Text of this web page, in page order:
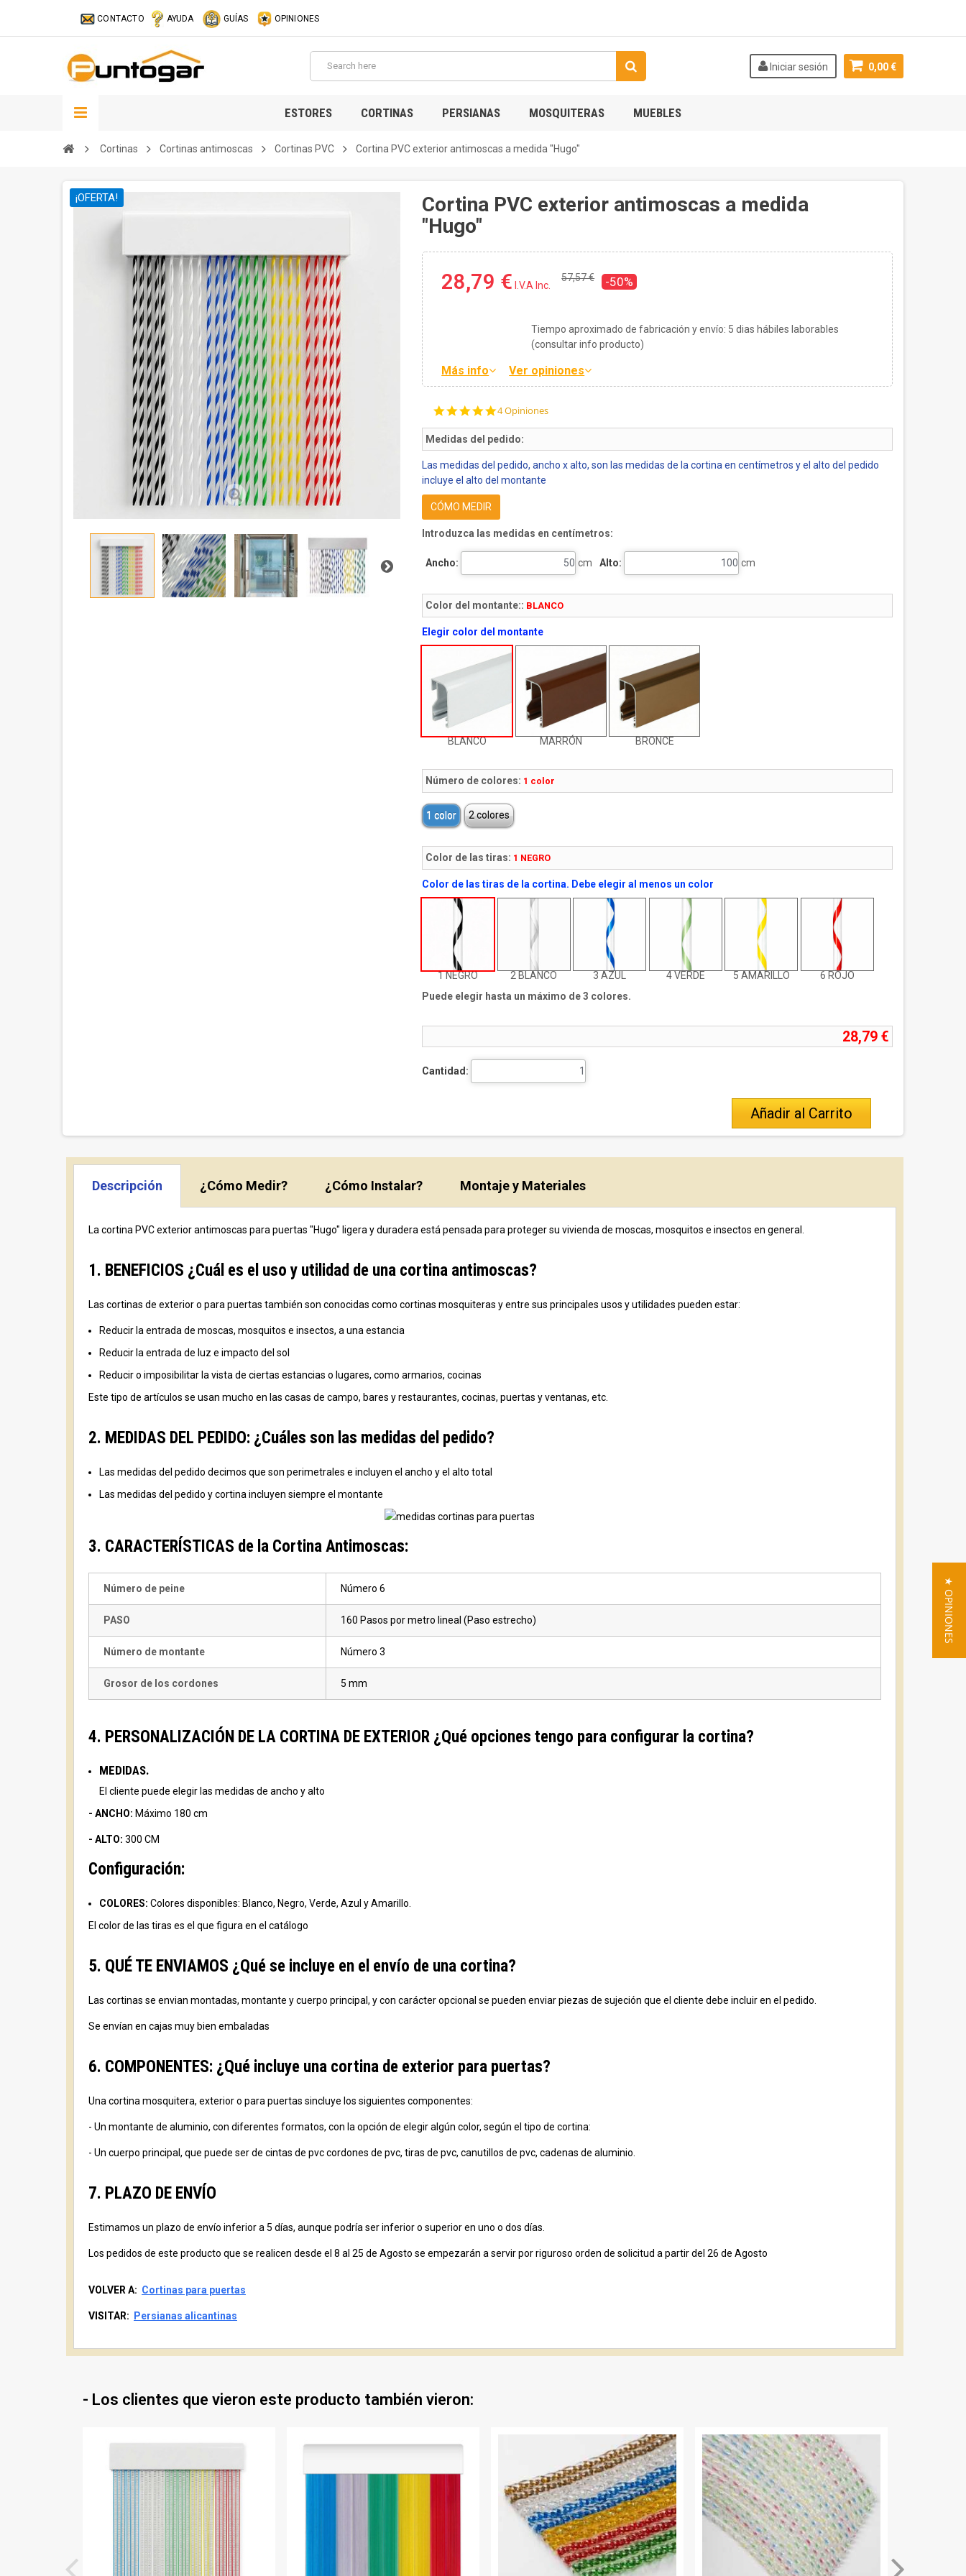
CONTACTO AYUDA GUÍAS OPINIONES
0,00 €
Iniciar sesión
ESTORES CORTINAS PERSIANAS MOSQUITERAS MUEBLES
Cortinas Cortinas antimoscas Cortinas PVC Cortina PVC exterior antimoscas a medida "Hugo"
¡OFERTA!
Cortina PVC exterior antimoscas a medida
"Hugo"
28,79 € I.V.A Inc.
57,57 € -50%
Tiempo aproximado de fabricación y envío: 5 dias hábiles laborables
(consultar info producto)
Más info Ver opiniones
5.0
rating
4 Opiniones
Medidas del pedido:
Las medidas del pedido, ancho x alto, son las medidas de la cortina en centímetros y el alto del pedido
incluye el alto del montante
CÓMO MEDIR
Introduzca las medidas en centímetros:
Ancho: cm Alto: cm
Color del montante:: BLANCO
Elegir color del montante
BLANCO MARRÓN BRONCE
Número de colores: 1 color
1 color 2 colores
Color de las tiras: 1 NEGRO
Color de las tiras de la cortina. Debe elegir al menos un color
1 NEGRO 2 BLANCO 3 AZUL 4 VERDE 5 AMARILLO
6 ROJO
Puede elegir hasta un máximo de 3 colores.
28,79 €
Cantidad:
Añadir al Carrito
Descripción ¿Cómo Medir? ¿Cómo Instalar? Montaje y Materiales
La cortina PVC exterior antimoscas para puertas "Hugo" ligera y duradera está pensada para proteger su vivienda de moscas, mosquitos e insectos en general.
1. BENEFICIOS ¿Cuál es el uso y utilidad de una cortina antimoscas?
Las cortinas de exterior o para puertas también son conocidas como cortinas mosquiteras y entre sus principales usos y utilidades pueden estar:
Reducir la entrada de moscas, mosquitos e insectos, a una estancia
Reducir la entrada de luz e impacto del sol
Reducir o imposibilitar la vista de ciertas estancias o lugares, como armarios, cocinas
Este tipo de artículos se usan mucho en las casas de campo, bares y restaurantes, cocinas, puertas y ventanas, etc.
2. MEDIDAS DEL PEDIDO: ¿Cuáles son las medidas del pedido?
Las medidas del pedido decimos que son perimetrales e incluyen el ancho y el alto total
Las medidas del pedido y cortina incluyen siempre el montante
3. CARACTERÍSTICAS de la Cortina Antimoscas:
Número de peine Número 6
PASO 160 Pasos por metro lineal (Paso estrecho)
Número de montante Número 3
Grosor de los cordones 5 mm
4. PERSONALIZACIÓN DE LA CORTINA DE EXTERIOR ¿Qué opciones tengo para configurar la cortina?
MEDIDAS.
El cliente puede elegir las medidas de ancho y alto
- ANCHO: Máximo 180 cm
- ALTO: 300 CM
Configuración:
COLORES: Colores disponibles: Blanco, Negro, Verde, Azul y Amarillo.
El color de las tiras es el que figura en el catálogo
5. QUÉ TE ENVIAMOS ¿Qué se incluye en el envío de una cortina?
Las cortinas se envian montadas, montante y cuerpo principal, y con carácter opcional se pueden enviar piezas de sujeción que el cliente debe incluir en el pedido.
Se envían en cajas muy bien embaladas
6. COMPONENTES: ¿Qué incluye una cortina de exterior para puertas?
Una cortina mosquitera, exterior o para puertas sincluye los siguientes componentes:
- Un montante de aluminio, con diferentes formatos, con la opción de elegir algún color, según el tipo de cortina:
- Un cuerpo principal, que puede ser de cintas de pvc cordones de pvc, tiras de pvc, canutillos de pvc, cadenas de aluminio.
7. PLAZO DE ENVÍO
Estimamos un plazo de envío inferior a 5 días, aunque podría ser inferior o superior en uno o dos días.
Los pedidos de este producto que se realicen desde el 8 al 25 de Agosto se empezarán a servir por riguroso orden de solicitud a partir del 26 de Agosto
VOLVER A: Cortinas para puertas
VISITAR: Persianas alicantinas
- Los clientes que vieron este producto también vieron:
★ OPINIONES